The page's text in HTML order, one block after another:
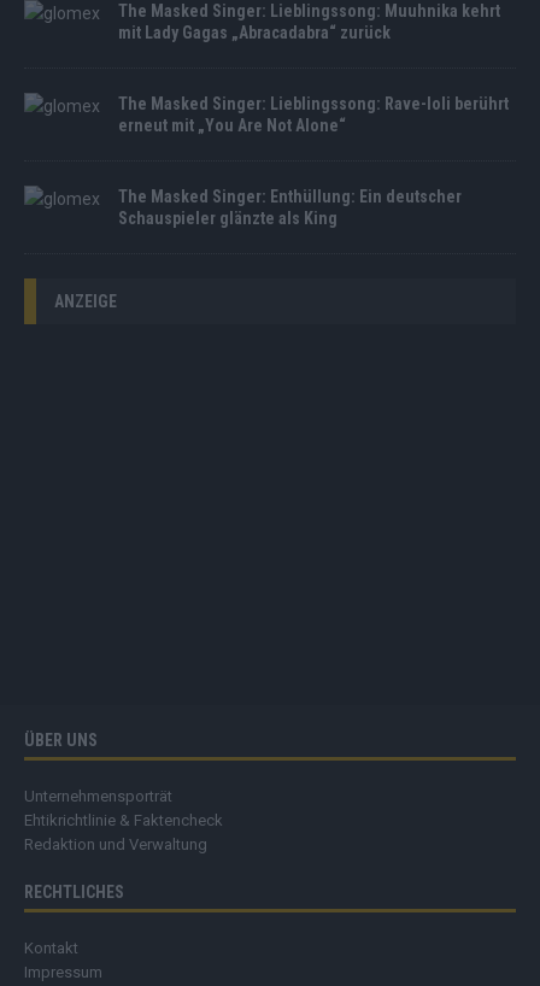
The Masked Singer: Lieblingssong: Muuhnika kehrt
mit Lady Gagas „Abracadabra“ zurück
The Masked Singer: Lieblingssong: Rave-Ioli berührt
erneut mit „You Are Not Alone“
The Masked Singer: Enthüllung: Ein deutscher
Schauspieler glänzte als King
ANZEIGE
ÜBER UNS
Unternehmensporträt
Ehtikrichtlinie & Faktencheck
Redaktion und Verwaltung
RECHTLICHES
Kontakt
Impressum